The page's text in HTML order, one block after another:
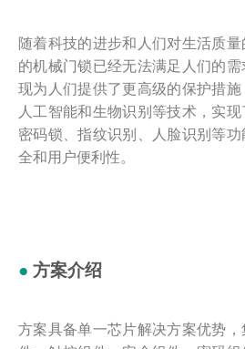
随着科技的进步和人们对生活质
的机械门锁已经无法满足人们的
现为人们提供了更高级的保护措施
人工智能和生物识别等技术，实现
密码锁、指纹识别、人脸识别等
全和用户便利性。
● 方案介绍
方案具备单一芯片解决方案优势